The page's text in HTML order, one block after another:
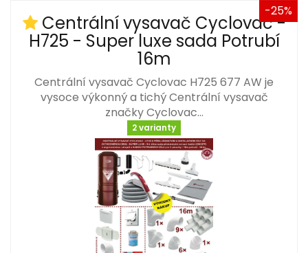
-25%
Centrální vysavač Cyclovac -
H725 - Super luxe sada Potrubí
16m
Centrální vysavač Cyclovac H725 677 AW je
vysoce výkonný a tichý Centrální vysavač
značky Cyclovac…
2 varianty